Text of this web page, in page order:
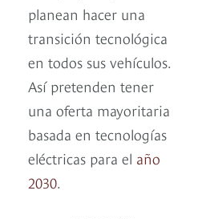
planean hacer una
transición tecnológica
en todos sus vehículos.
Así pretenden tener
una oferta mayoritaria
basada en tecnologías
eléctricas para el año
2030